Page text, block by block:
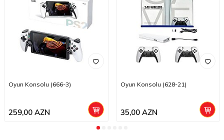
Oyun Konsolu (666-3)
259,00 AZN
Oyun Konsolu (628-21)
35,00AZN